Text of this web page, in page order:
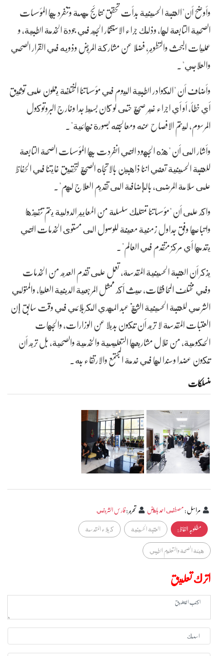
وأوضح أن"العتبة الحسينية بدأت تحقق نتائج مهمة وتنفرد بها المؤسسات
الصحية التابعة لها، وذلك جراء الاستثمار الجيد في جودة الخدمة الطبية، و
عمليات البحث والتطوير، فضلا عن مشاركة المريض وذويه في القرار الصحي
والعلاجي".
وأضاف أن "الكوادر الطبية اليوم في مؤسساتنا المختلفة يعملون على توثيق
أي خطأ، أو أي اجراء غير صحيح حتى لو كان بسيط جدا وخارج البروتوكول
المرسوم، ليتم الافصاح عنه ومعالجته بصورة نهائية".
وأشار الى أن "هذه الجهود التي انفردت بها المؤسسات الصحة التابعة
للعتبة الحسينية تعني اننا ذاهبين بالاتجاه الصحيح لتحقيق غايتنا في الحفاظ
على سلامة المرضى، بالإضافة الى تقديم العلاج لهم".
واكد على أن "مؤسساتنا تمتلك سلسلة من المعايير الدولية يتم تنفيذها
واتباعها وفق جداول زمنية معينة للوصول الى مستوى الخدمات التي
يقدمها أي مركز متقدم في العالم".
يذكر أن العتبة الحسينية المقدسة، تعمل على تقدم العديد من الخدمات
وفي مختلف المحافظات، حيث أكد ممثل المرجعية الدينية العليا، والمتولي
الشرعي للعتبة الحسينية الشيخ عبد المهدي الكربلائي في وقت سابق إن
العتبات المقدسة لا تريد أن تكون بديلا عن الوزارات، والجهات
الحكومية، من خلال مشاريعها التعليمية والخدمية والصحية، بل تريد أن
تكون عضدا وسندا لها في خدمة المجتمع والارتقاء به.
منسلکات
مراسل:مصطفى احمد باهض تحرير:فارس الشريفي
مطلوبہ الفاظ :
العتبة الحسينية
كربلاء المقدسة
هيئة الصحة والتعليم الطبي
اترك تعليق